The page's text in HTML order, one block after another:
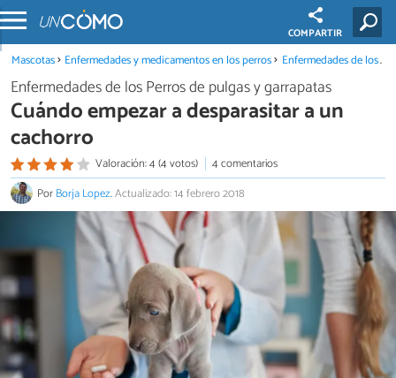
COMPARTIR
Mascotas Enfermedades y medicamentos en los perros Enfermedades de los Perros de pulgas y garrapatas
Enfermedades de los Perros de pulgas y garrapatas
Cuándo empezar a desparasitar a un
cachorro
Valoración: 4 (4 votos)
4 comentarios
PorBorja Lopez.Actualizado: 14 febrero 2018